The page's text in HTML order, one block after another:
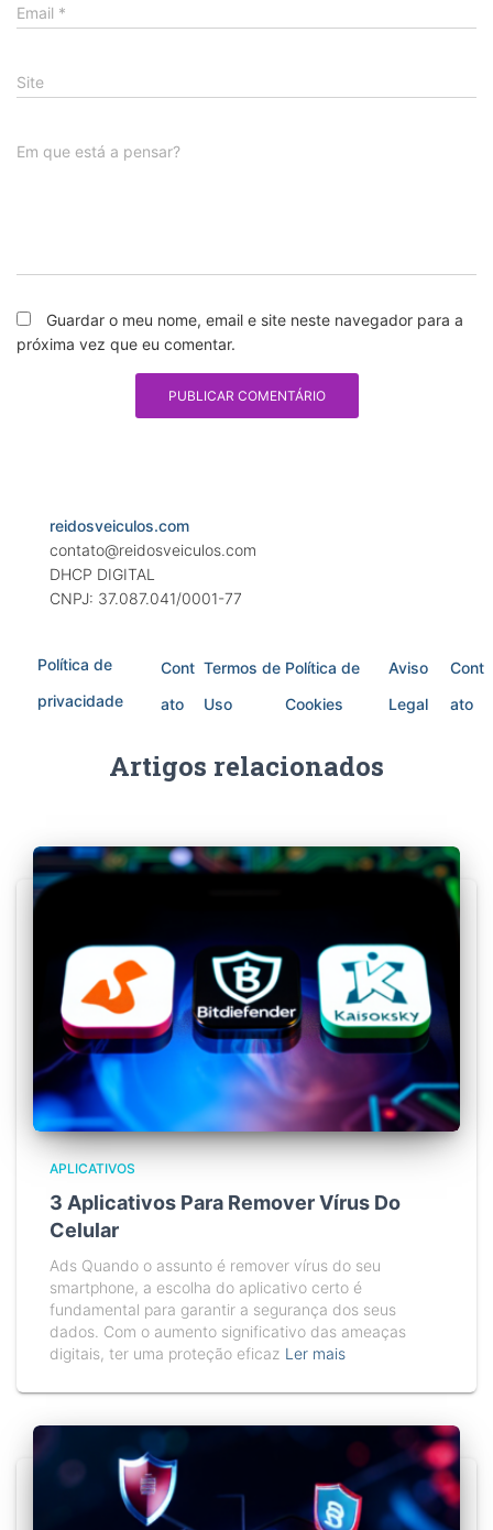
Email *
Site
Em que está a pensar?
Guardar o meu nome, email e site neste navegador para a
próxima vez que eu comentar.
reidosveiculos.com
contato@reidosveiculos.com
DHCP DIGITAL
CNPJ: 37.087.041/0001-77
Política de
privacidade
Cont
ato
Termos de
Uso
Política de
Cookies
Aviso
Legal
Cont
ato
Artigos relacionados
APLICATIVOS
3 Aplicativos Para Remover Vírus Do
Celular
Ads Quando o assunto é remover vírus do seu
smartphone, a escolha do aplicativo certo é
fundamental para garantir a segurança dos seus
dados. Com o aumento significativo das ameaças
digitais, ter uma proteção eficaz Ler mais